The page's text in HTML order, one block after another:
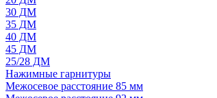
30 ДМ
35 ДМ
40 ДМ
45 ДМ
25/28 ДМ
Нажимные гарнитуры
Межосевое расстояние 85 мм